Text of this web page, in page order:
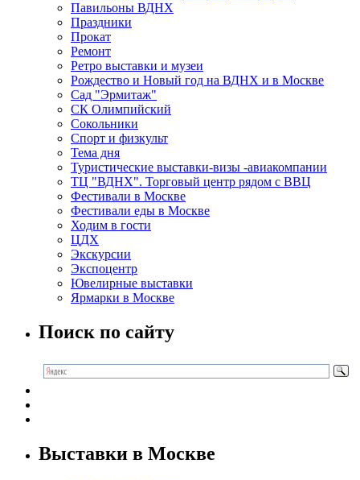
Павильоны ВДНХ
Праздники
Прокат
Ремонт
Ретро выставки и музеи
Рождество и Новый год на ВДНХ и в Москве
Сад "Эрмитаж"
СК Олимпийский
Сокольники
Спорт и физкульт
Тема дня
Туристические выставки-визы -авиакомпании
ТЦ "ВДНХ". Торговый центр рядом с ВВЦ
Фестивали в Москве
Фестивали еды в Москве
Ходим в гости
ЦДХ
Экскурсии
Экспоцентр
Ювелирные выставки
Ярмарки в Москве
Поиск по сайту
Выставки в Москве